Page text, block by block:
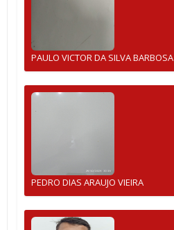
PAULO VICTOR DA SILVA BARBOSA
PEDRO DIAS ARAUJO VIEIRA